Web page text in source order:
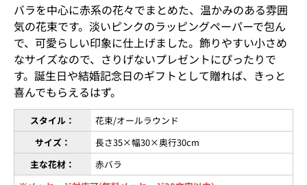
バラを中心に赤系の花々でまとめた、温かみのある雰囲
気の花束です。淡いピンクのラッピングペーパーで包ん
で、可愛らしい印象に仕上げました。飾りやすい小さめ
なサイズなので、さりげないプレゼントにぴったりで
す。誕生日や結婚記念日のギフトとして贈れば、きっと
喜んでもらえるはず。
スタイル：
花束/オールラウンド
サイズ：
長さ35×幅30×奥行30cm
主な花材：
赤バラ